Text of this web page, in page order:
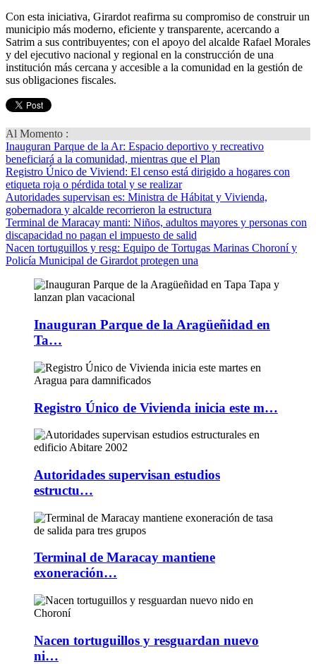
Con esta iniciativa, Girardot reafirma su compromiso de construir un
municipio más moderno, eficiente y transparente, acercando a
Satrim a sus contribuyentes; con el apoyo del alcalde Rafael Morales
y del ejecutivo nacional y regional en la construcción de una
institución más cercana y accesible a la comunidad en la gestión de
sus obligaciones fiscales.
Al Momento :
Inauguran Parque de la Ar: Espacio deportivo y recreativo
beneficiará a la comunidad, mientras que el Plan
Registro Único de Viviend: El censo está dirigido a hogares con
etiqueta roja o pérdida total y se realizar
Autoridades supervisan es: Ministra de Hábitat y Vivienda,
gobernadora y alcalde recorrieron la estructura
Terminal de Maracay manti: Niños, adultos mayores y personas con
discapacidad no pagan el impuesto de salid
Nacen tortuguillos y resg: Equipo de Tortugas Marinas Choroní y
Policía Municipal de Girardot protegen una
Inauguran Parque de la Aragüeñidad en
Ta…
Registro Único de Vivienda inicia este m…
Autoridades supervisan estudios
estructu…
Terminal de Maracay mantiene
exoneración…
Nacen tortuguillos y resguardan nuevo
ni…